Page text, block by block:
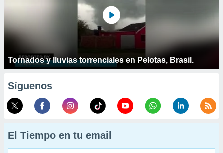
Tornados y lluvias torrenciales en Pelotas, Brasil.
Síguenos
El Tiempo en tu email